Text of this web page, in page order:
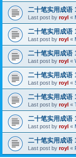
二十笔实用成语
Last post by royl «
二十笔实用成语
Last post by royl «
二十笔实用成语
Last post by royl «
二十笔实用成语
Last post by royl «
二十笔实用成语
Last post by royl «
二十笔实用成语
Last post by royl «
二十笔实用成语
Last post by royl «